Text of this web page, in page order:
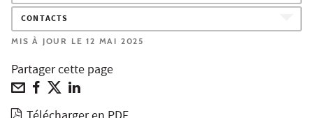
CONTACTS
MIS À JOUR LE 12 MAI 2025
Partager cette page